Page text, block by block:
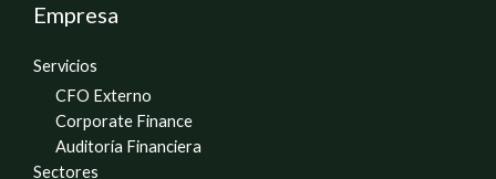
Empresa
Servicios
CFO Externo
Corporate Finance
Auditoría Financiera
Sectores